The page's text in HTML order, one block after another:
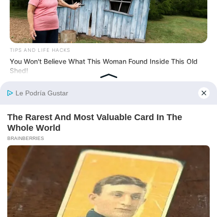
TIPS AND LIFE HACKS
You Won't Believe What This Woman Found Inside This Old
Shed!
The Tragedy Of Robert Wagner Is Truly Very Sad